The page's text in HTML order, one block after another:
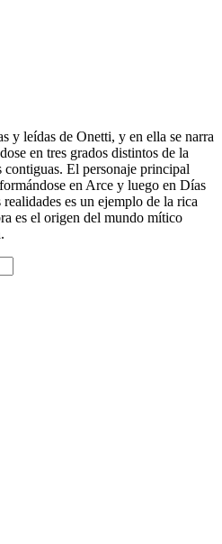
y leídas de Onetti, y en ella se narra
en tres grados distintos de la
contiguas. El personaje principal
en Arce y luego en Días
es un ejemplo de la rica
es el origen del mundo mítico